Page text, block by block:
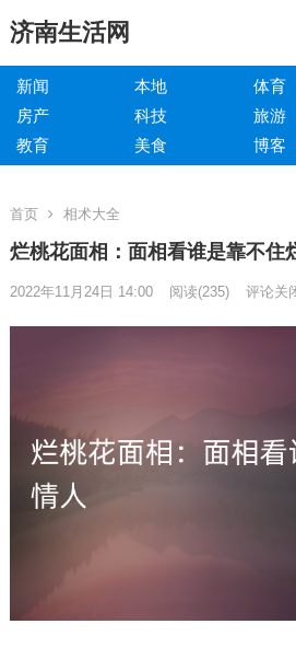
济南生活网
新闻 本地 体育
房产
科技 旅游
教育
美食 博客
首页 相术大全
烂桃花面相：面相看谁是靠不住
2022年11月24日 14:00 阅读(235) 评论关